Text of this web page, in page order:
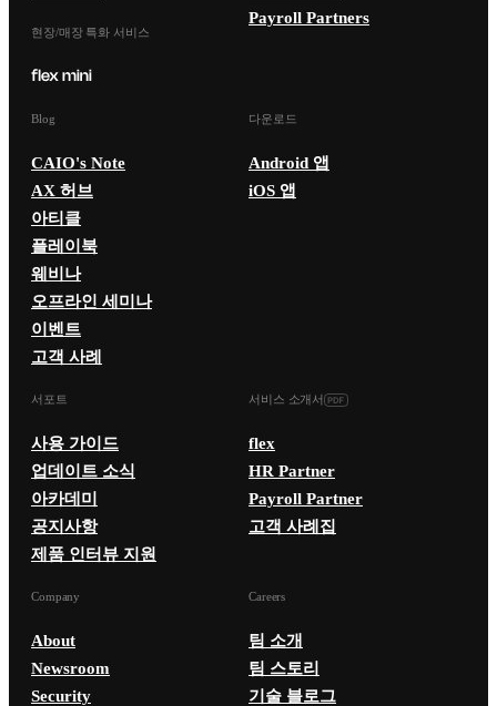
현장/매장 특화 서비스
Payroll Partners
Blog
CAIO's Note
AX 허브
아티클
플레이북
웨비나
오프라인 세미나
이벤트
고객 사례
다운로드
Android 앱
iOS 앱
서포트
사용 가이드
업데이트 소식
아카데미
공지사항
제품 인터뷰 지원
서비스 소개서
flex
HR Partner
Payroll Partner
고객 사례집
Company
About
Newsroom
Security
Careers
팀 소개
팀 스토리
기술 블로그